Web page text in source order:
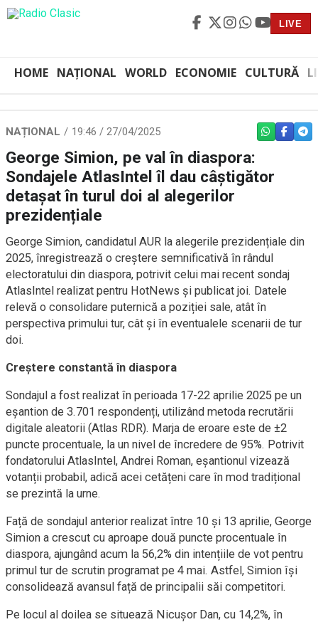
LIVE
HOME NAȚIONAL WORLD ECONOMIE CULTURĂ
NAȚIONAL 19:46 / 27/04/2025 WHATSAPP
George Simion, pe val în diaspora:
Sondajele AtlasIntel îl dau câștigător
detașat în turul doi al alegerilor
prezidențiale
George Simion, candidatul AUR la alegerile prezidențiale din
2025, înregistrează o creștere semnificativă în rândul
electoratului din diaspora, potrivit celui mai recent sondaj
AtlasIntel realizat pentru HotNews și publicat joi. Datele
relevă o consolidare puternică a poziției sale, atât în
perspectiva primului tur, cât și în eventualele scenarii de tur
doi.
Creștere constantă în diaspora
Sondajul a fost realizat în perioada 17-22 aprilie 2025 pe un
eșantion de 3.701 respondenți, utilizând metoda recrutării
digitale aleatorii (Atlas RDR). Marja de eroare este de ±2
puncte procentuale, la un nivel de încredere de 95%. Potrivit
fondatorului AtlasIntel, Andrei Roman, eșantionul vizează
votanții probabil, adică acei cetățeni care în mod tradițional
se prezintă la urne.
Față de sondajul anterior realizat între 10 și 13 aprilie, George
Simion a crescut cu aproape două puncte procentuale în
diaspora, ajungând acum la 56,2% din intențiile de vot pentru
primul tur de scrutin programat pe 4 mai. Astfel, Simion își
consolidează avansul față de principalii săi competitori.
Pe locul al doilea se situează Nicușor Dan, cu 14,2%, în